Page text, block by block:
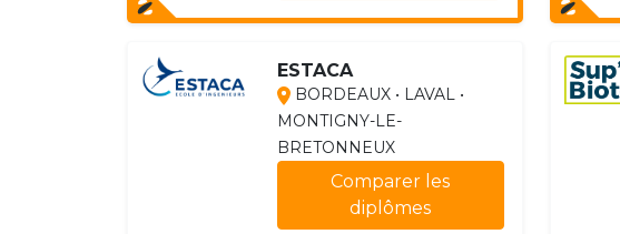
ESTACA
BORDEAUX • LAVAL •
MONTIGNY-LE-
BRETONNEUX
Comparer les
diplômes